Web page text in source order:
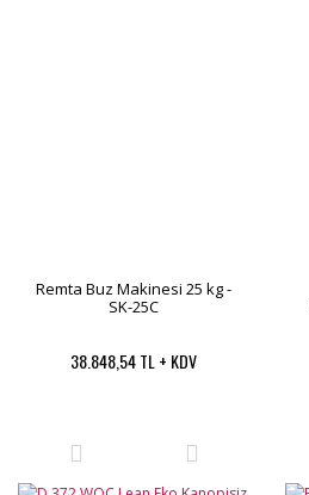
Remta Buz Makinesi 25 kg -
SK-25C
38.848,54 TL + KDV